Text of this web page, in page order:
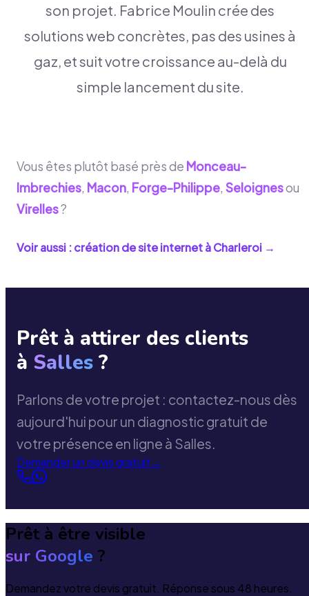
son projet. Fabrice Moulin crée des
solutions web concrètes, pas des usines à
gaz, et suit votre croissance au-delà du
simple lancement du site.
Vous êtes plutôt basé près de Monceau-
Imbrechies, Macon, Forge-Philippe, Seloignesou
Virelles?
Voir aussi : création de site internet àCharleroi →
Prêt à attirer des clients
à Salles ?
Parlons de votre projet : contactez-nous dès
aujourd'hui pour un diagnostic gratuit de
votre présence en ligne à Salles.
Demander un devis gratuit→
Prêt à être visible
sur Google ?
Demandez votre devis gratuit. Réponse sous 48 heures.